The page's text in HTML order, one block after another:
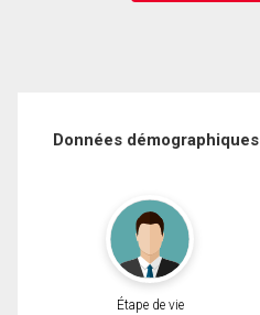
Données démographiques
Étape de vie